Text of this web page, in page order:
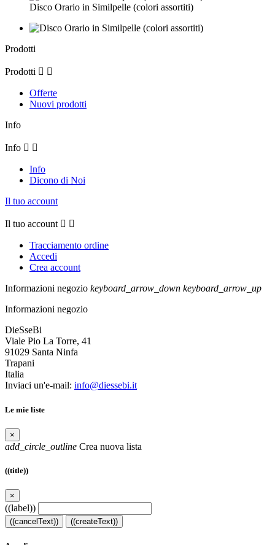
Disco Orario in Similpelle (colori assortiti)
Prodotti
Prodotti  
Offerte
Nuovi prodotti
Info
Info  
Info
Dicono di Noi
Il tuo account
Il tuo account  
Tracciamento ordine
Accedi
Crea account
Informazioni negozio keyboard_arrow_down keyboard_arrow_up
Informazioni negozio
DieSseBi
Viale Pio La Torre, 41
91029 Santa Ninfa
Trapani
Italia
Inviaci un'e-mail: info@diessebi.it
Le mie liste
×
add_circle_outline Crea nuova lista
((title))
×
((label))
((cancelText)) ((createText))